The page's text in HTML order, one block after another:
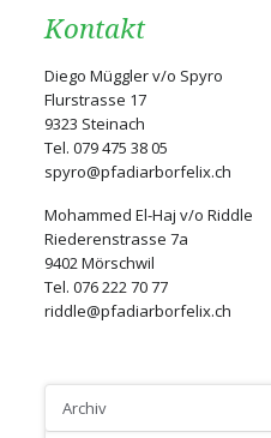
Kontakt
Diego Müggler v/o Spyro
Flurstrasse 17
9323 Steinach
Tel. 079 475 38 05
spyro@pfadiarborfelix.ch
Mohammed El-Haj v/o Riddle
Riederenstrasse 7a
9402 Mörschwil
Tel. 076 222 70 77
riddle@pfadiarborfelix.ch
Archiv